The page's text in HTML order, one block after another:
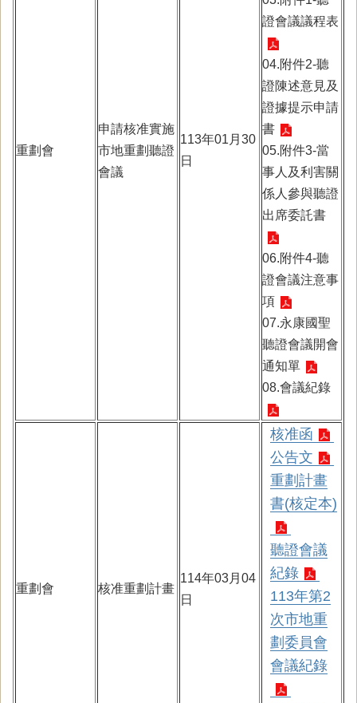
重劃會
申請核准實施
市地重劃聽證
會議
113年01月30
日
證會議議程表
04.附件2-聽
證陳述意見及
證據提示申請
書
05.附件3-當
事人及利害關
係人參與聽證
出席委託書
06.附件4-聽
證會議注意事
項
07.永康國聖
聽證會議開會
通知單
08.會議紀錄
重劃會 核准重劃計畫
114年03月04
日
核准函
公告文
重劃計畫
書(核定本)
聽證會議
紀錄
113年第2
次市地重
劃委員會
會議紀錄